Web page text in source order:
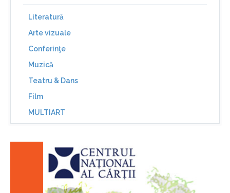
Literatură
Arte vizuale
Conferinţe
Muzică
Teatru & Dans
Film
MULTIART